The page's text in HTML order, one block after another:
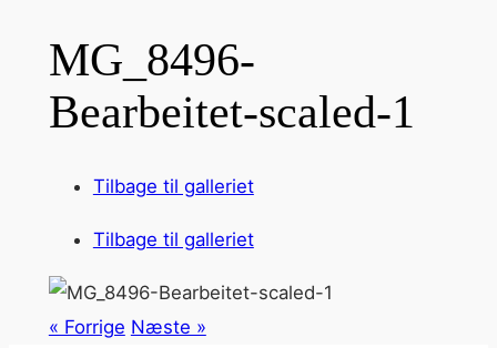
MG_8496-
Bearbeitet-scaled-1
Tilbage til galleriet
Tilbage til galleriet
« Forrige Næste »